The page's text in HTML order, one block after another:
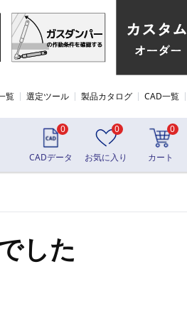
覧 選定ツール 製品カタログ CAD一覧
0
CADデータ
0
お気に入り
0
カート
した